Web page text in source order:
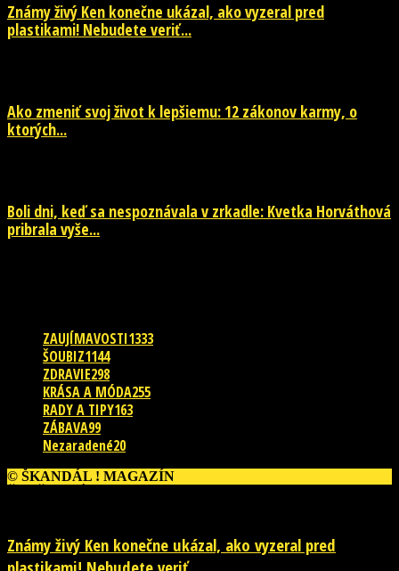
Známy živý Ken konečne ukázal, ako vyzeral pred
plastikami! Nebudete veriť...
Ako zmeniť svoj život k lepšiemu: 12 zákonov karmy, o
ktorých...
Boli dni, keď sa nespoznávala v zrkadle: Kvetka Horváthová
pribrala vyše...
ZAUJÍMAVOSTI1333
ŠOUBIZ1144
ZDRAVIE298
KRÁSA A MÓDA255
RADY A TIPY163
ZÁBAVA99
Nezaradené20
© ŠKANDÁL ! MAGAZÍN
Známy živý Ken konečne ukázal, ako vyzeral pred